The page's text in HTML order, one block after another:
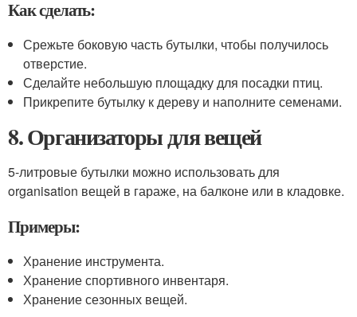
Как сделать:
Срежьте боковую часть бутылки, чтобы получилось
отверстие.
Сделайте небольшую площадку для посадки птиц.
Прикрепите бутылку к дереву и наполните семенами.
8. Организаторы для вещей
5-литровые бутылки можно использовать для
organisation вещей в гараже, на балконе или в кладовке.
Примеры:
Хранение инструмента.
Хранение спортивного инвентаря.
Хранение сезонных вещей.